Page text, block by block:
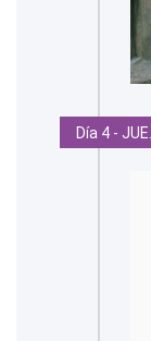
Día 4 - JUE.